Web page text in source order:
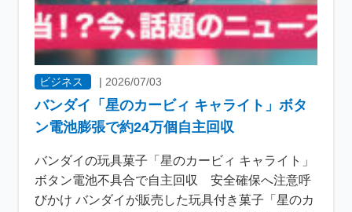
ビジネス | 2026/07/03
バンダイ「星のカービィ キャライト」ボタ
ン電池膨張で約24万個自主回収
バンダイの玩具菓子「星のカービィ キャライト」
ボタン電池不具合で自主回収 安全確保へ注意呼
びかけ バンダイが販売した玩具付き菓子「星のカ